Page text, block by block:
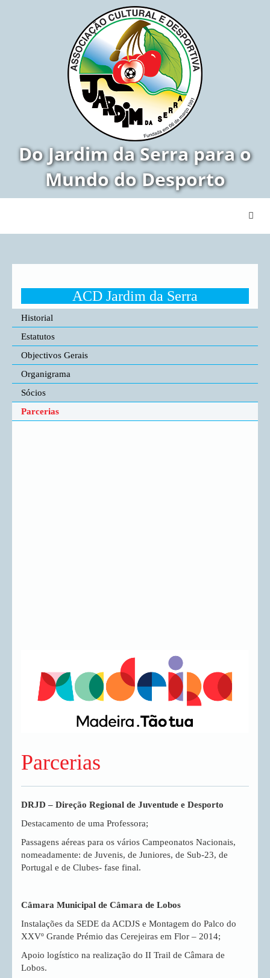
Do Jardim da Serra para o
Mundo do Desporto
ACD Jardim da Serra
Historial
Estatutos
Objectivos Gerais
Organigrama
Sócios
Parcerias
Parcerias
DRJD – Direção Regional de Juventude e Desporto
Destacamento de uma Professora;
Passagens aéreas para os vários Campeonatos Nacionais,
nomeadamente: de Juvenis, de Juniores, de Sub-23, de
Portugal e de Clubes- fase final.
Câmara Municipal de Câmara de Lobos
Instalações da SEDE da ACDJS e Montagem do Palco do
XXVº Grande Prémio das Cerejeiras em Flor – 2014;
Apoio logístico na realização do II Trail de Câmara de
Lobos.